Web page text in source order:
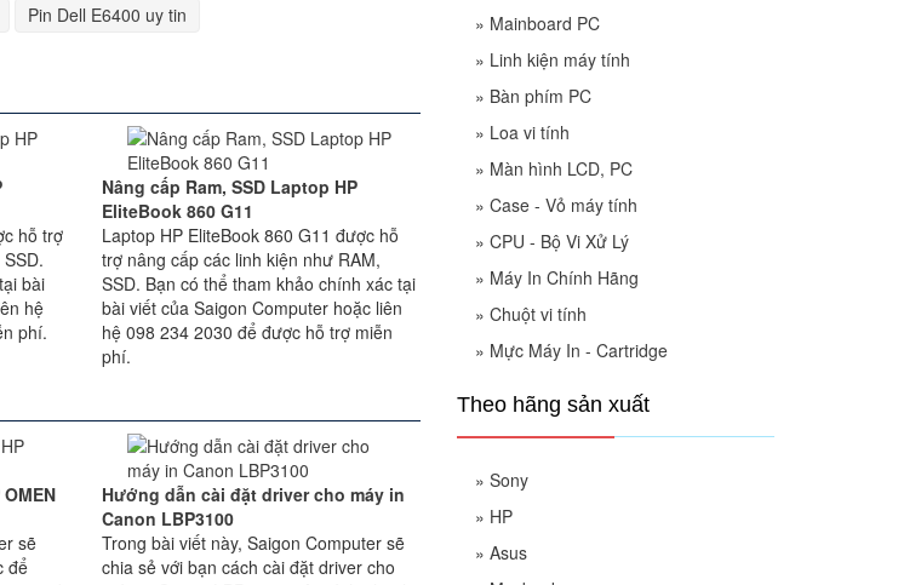
Pin Dell E6400 uy tin
hỗ trợ
bài
hệ
phí.
Nâng cấp Ram, SSD Laptop HP
EliteBook 860 G11
Laptop HP EliteBook 860 G11 được hỗ
trợ nâng cấp các linh kiện như RAM,
SSD. Bạn có thể tham khảo chính xác tại
bài viết của Saigon Computer hoặc liên
hệ 098 234 2030 để được hỗ trợ miễn
phí.
sẽ
để
Hướng dẫn cài đặt driver cho máy in
Canon LBP3100
Trong bài viết này, Saigon Computer sẽ
chia sẻ với bạn cách cài đặt driver cho
» Mainboard PC
» Linh kiện máy tính
» Bàn phím PC
» Loa vi tính
» Màn hình LCD, PC
» Case - Vỏ máy tính
» CPU - Bộ Vi Xử Lý
» Máy In Chính Hãng
» Chuột vi tính
» Mực Máy In - Cartridge
Theo hãng sản xuất
» Sony
» HP
» Asus